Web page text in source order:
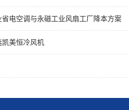
电空调与永磁工业风扇工厂降本方案
美恒冷风机